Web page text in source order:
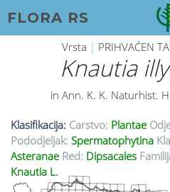
FLORA RS
Vrsta | PRIHVAĆEN
Knautia
in Ann. K. K. Naturhist.
Klasifikacija: Carstvo: Plantae
Pododjeljak: Spermatophytina
Asteranae Red: Dipsacales
Knautia L.